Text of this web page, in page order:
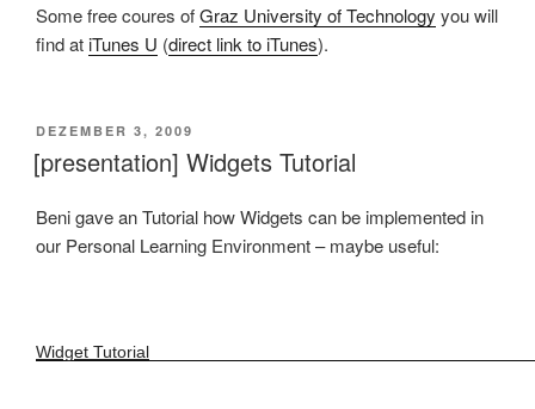
Some free coures ofGraz University of Technology you will
find atiTunes U (direct link to iTunes).
VERÖFFENTLICHT
AM
DEZEMBER 3, 2009
[presentation] Widgets Tutorial
Beni gave an Tutorial how Widgets can be implemented in
our Personal Learning Environment – maybe useful:
Widget Tutorial